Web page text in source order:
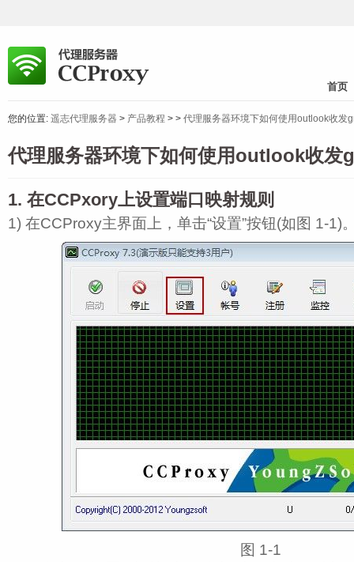
首页
您的位置: 遥志代理服务器 > 产品教程 > > 代理服务器环境下如何使用outlook收发
代理服务器环境下如何使用outlook收发
1. 在CCPxory上设置端口映射规则
1) 在CCProxy主界面上，单击“设置”按钮(如图 1‑1)
图 1‑1